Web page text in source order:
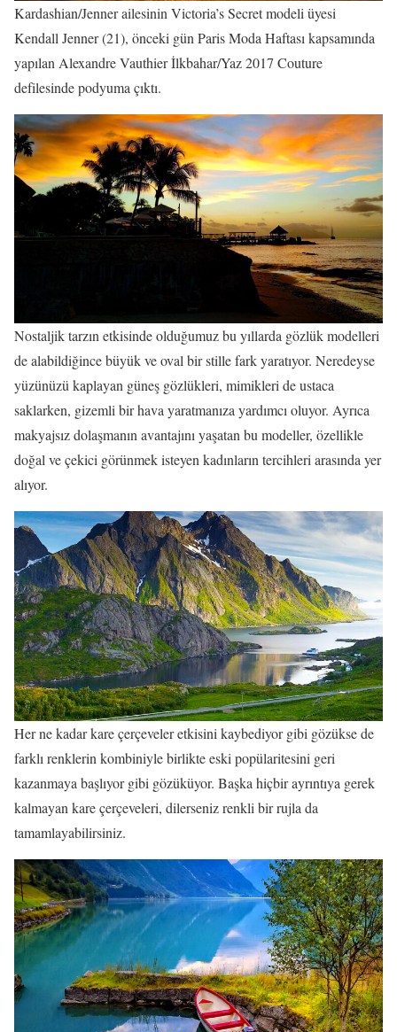
Kardashian/Jenner ailesinin Victoria’s Secret modeli üyesi
Kendall Jenner (21), önceki gün Paris Moda Haftası kapsamında
yapılan Alexandre Vauthier İlkbahar/Yaz 2017 Couture
defilesinde podyuma çıktı.
Nostaljik tarzın etkisinde olduğumuz bu yıllarda gözlük modelleri
de alabildiğince büyük ve oval bir stille fark yaratıyor. Neredeyse
yüzünüzü kaplayan güneş gözlükleri, mimikleri de ustaca
saklarken, gizemli bir hava yaratmanıza yardımcı oluyor. Ayrıca
makyajsız dolaşmanın avantajını yaşatan bu modeller, özellikle
doğal ve çekici görünmek isteyen kadınların tercihleri arasında yer
alıyor.
Her ne kadar kare çerçeveler etkisini kaybediyor gibi gözükse de
farklı renklerin kombiniyle birlikte eski popülaritesini geri
kazanmaya başlıyor gibi gözüküyor. Başka hiçbir ayrıntıya gerek
kalmayan kare çerçeveleri, dilerseniz renkli bir rujla da
tamamlayabilirsiniz.